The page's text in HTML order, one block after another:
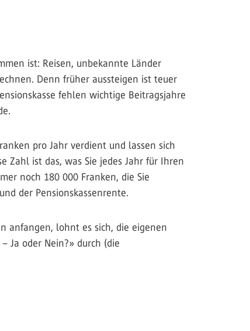
ist: Reisen, unbekannte Länder
Denn früher aussteigen ist teuer
fehlen wichtige Beitragsjahre
pro Jahr verdient und lassen sich
Zahl ist das, was Sie jedes Jahr für Ihren
noch 180 000 Franken, die Sie
der Pensionskassenrente.
anfangen, lohnt es sich, die eigenen
Ja oder Nein?» durch (die